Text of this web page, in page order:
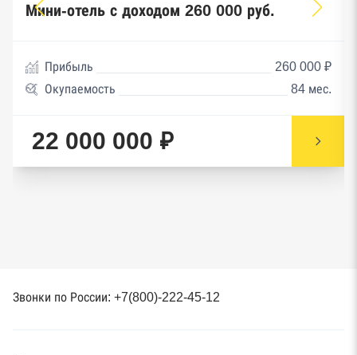
Мини-отель с доходом 260 000 руб.
Прибыль
260 000 ₽
Окупаемость
84 мес.
22 000 000 ₽
Звонки по России: +7(800)-222-45-12